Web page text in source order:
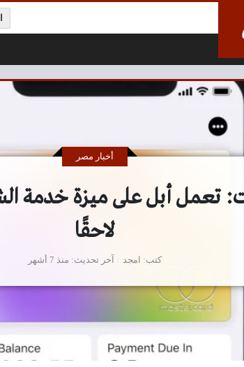
تعمل أبل على ميزة خدمة
لاحقًا
كتب امجد
أخبار مصر
آخر تحديث منذ 7 أشهر